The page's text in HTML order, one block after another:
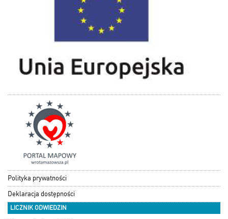
Polityka prywatności
Deklaracja dostępności
LICZNIK ODWIEDZIN